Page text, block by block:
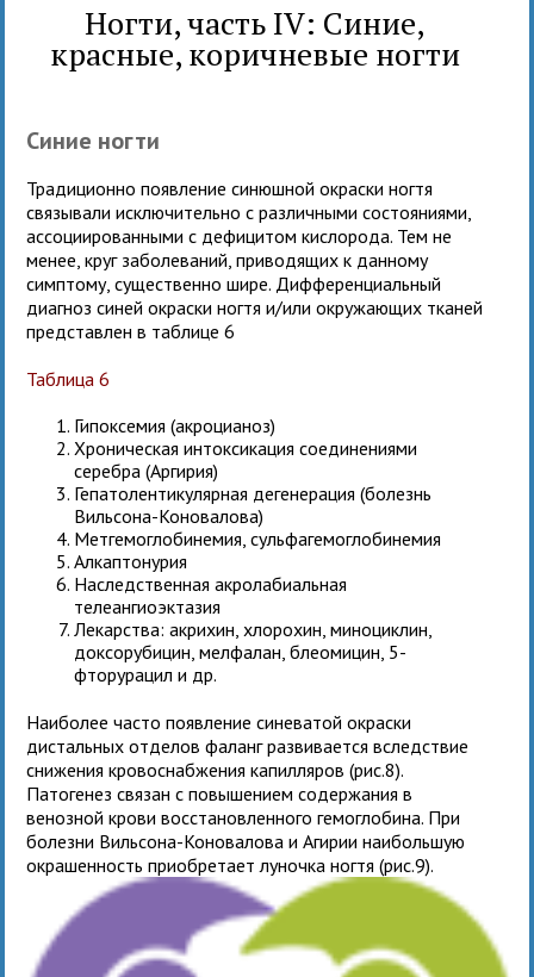
Ногти, часть IV: Синие,
красные, коричневые ногти
Синие ногти
Традиционно появление синюшной окраски ногтя
связывали исключительно с различными состояниями,
ассоциированными с дефицитом кислорода. Тем не
менее, круг заболеваний, приводящих к данному
симптому, существенно шире. Дифференциальный
диагноз синей окраски ногтя и/или окружающих тканей
представлен в таблице 6
Таблица 6
Гипоксемия (акроцианоз)
Хроническая интоксикация соединениями
серебра (Аргирия)
Гепатолентикулярная дегенерация (болезнь
Вильсона-Коновалова)
Метгемоглобинемия, сульфагемоглобинемия
Алкаптонурия
Наследственная акролабиальная
телеангиоэктазия
Лекарства: акрихин, хлорохин, миноциклин,
доксорубицин, мелфалан, блеомицин, 5-
фторурацил и др.
Наиболее часто появление синеватой окраски
дистальных отделов фаланг развивается вследствие
снижения кровоснабжения капилляров (рис.8).
Патогенез связан с повышением содержания в
венозной крови восстановленного гемоглобина. При
болезни Вильсона-Коновалова и Агирии наибольшую
окрашенность приобретает луночка ногтя (рис.9).